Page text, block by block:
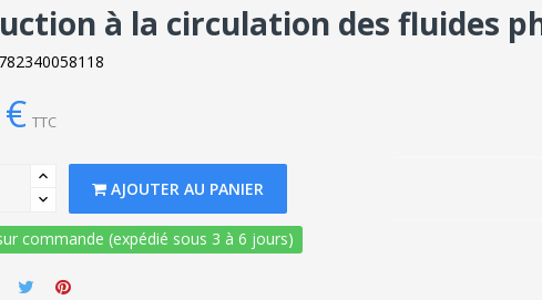
à la circulation des fluides
TTC
AJOUTER AU PANIER
commande (expédié sous 3 à 6 jours)